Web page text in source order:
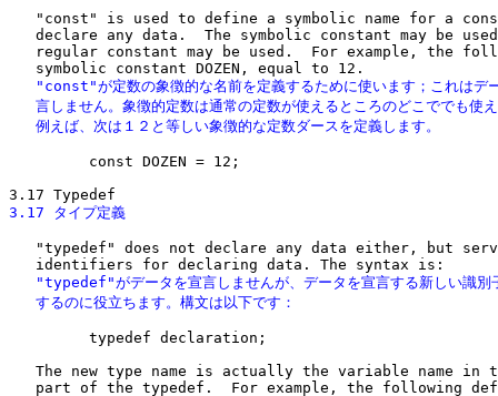
"const" is used to define a symbolic name for a
declare any data.  The symbolic constant may be
regular constant may be used.  For example, the
"const"が定数の象徴的な名前を定義するために使います；これはデ
言しません。象徴的定数は通常の定数が使えるところのどこででも使
   例えば、次は１２と等しい象徴的な定数ダースを定義します。
         const DOZEN = 12;
3.17 タイプ定義
"typedef" does not declare any data either, but
"typedef"がデータを宣言しませんが、データを宣言する新しい識別
   するのに役立ちます。構文は以下です：
         typedef declaration;
The new type name is actually the variable name in
part of the typedef.  For example, the following